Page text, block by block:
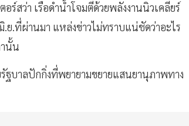
ร์สว่า เรือดำน้ำโจมตีด้วยพลังงานนิวเคลียร์
ย.ที่ผ่านมา แหล่งข่าวไม่ทราบแน่ชัดว่าอะไร
นั้น
รัฐบาลปักกิ่งที่พยายามขยายแสนยานุภาพทาง